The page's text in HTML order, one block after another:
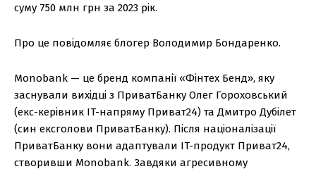
суму 750 млн грн за 2023 рік.
Про це повідомляє блогер Володимир Бондаренко.
Monobank — це бренд компанії «Фінтех Бенд», яку
заснували вихідці з ПриватБанку Олег Гороховський
(екс-керівник IT-напряму Приват24) та Дмитро Дубілет
(син ексголови ПриватБанку). Після націоналізації
ПриватБанку вони адаптували IT-продукт Приват24,
створивши Monobank. Завдяки агресивному